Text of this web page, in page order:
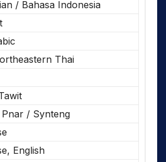
/ Bahasa Indonesia
Thai
/ Synteng
English